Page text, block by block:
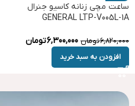
ساعت مچی زنانه کاسیو جنرال
GENERAL LTP-V005L-1A
6,820,000تومان 6,300,000تومان
افزودن به سبد خرید